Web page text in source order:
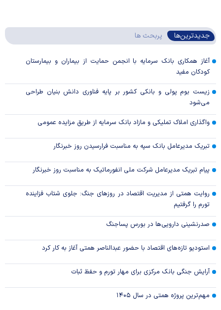
جدیدترین‌ها پربحث ها
آغاز همکاری بانک سرمایه با انجمن حمایت از بیماران و بیمارستان
کودکان مفید
زیست بوم پولی و بانکی کشور بر پایه فناوری دانش بنیان طراحی
می‌شود
واگذاری املاک تملیکی و مازاد بانک سرمایه از طریق مزایده عمومی
تبریک مدیرعامل بانک سپه به مناسبت فرارسیدن روز خبرنگار
پیام تبریک مدیرعامل شرکت ملی انفورماتیک به مناسبت روز خبرنگار
روایت همتی از مدیریت اقتصاد در روزهای جنگ: جلوی شتاب فزاینده
تورم را گرفتیم
صدرنشینی دارویی‌ها در بورس پساجنگ
استودیو تازه‌های اقتصاد با حضور عبدالناصر همتی آغاز به کار کرد
آرایش جنگی بانک مرکزی برای مهار تورم و حفظ ثبات
مهم‌ترین پروژه همتی در سال ۱۴۰۵